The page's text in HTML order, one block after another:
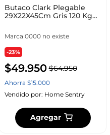
Butaco Clark Plegable
29X22X45Cm Gris 120 Kg
Marca 0000 no existe
-23%
$49.950 $64.950
Ahorra $15.000
Vendido por: Home Sentry
Agregar